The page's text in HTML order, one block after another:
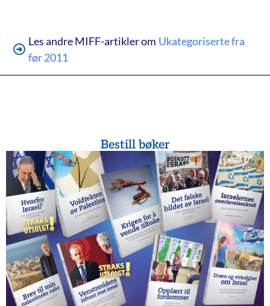
Les andre MIFF-artikler om Ukategoriserte fra
før 2011
Bestill bøker